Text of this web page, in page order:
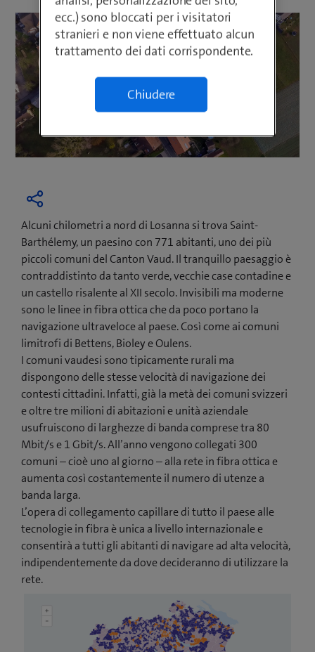
Alcuni chilometri a nord di Losanna si trova Saint-
Barthélemy, un paesino con 771 abitanti, uno dei più
piccoli comuni del Canton Vaud. Il tranquillo paesaggio è
contraddistinto da tanto verde, vecchie case contadine e
un castello risalente al XII secolo. Invisibili ma moderne
sono le linee in fibra ottica che da poco portano la
navigazione ultraveloce al paese. Così come ai comuni
limitrofi di Bettens, Bioley e Oulens.
I comuni vaudesi sono tipicamente rurali ma
dispongono delle stesse velocità di navigazione dei
contesti cittadini. Infatti, già la metà dei comuni svizzeri
e oltre tre milioni di abitazioni e unità aziendale
usufruiscono di larghezze di banda comprese tra 80
Mbit/s e 1 Gbit/s. All’anno vengono collegati 300
comuni – cioè uno al giorno – alla rete in fibra ottica e
aumenta così costantemente il numero di utenze a
banda larga.
L’opera di collegamento capillare di tutto il paese alle
tecnologie in fibra è unica a livello internazionale e
consentirà a tutti gli abitanti di navigare ad alta velocità,
indipendentemente da dove decideranno di utilizzare la
rete.
ecc.) sono bloccati per i visitatori
stranieri e non viene effettuato alcun
trattamento dei dati corrispondente.
Chiudere